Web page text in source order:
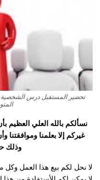
تحضير المستقبل درس الشخصية
نسألكم بالله العلي العظيم
غيركم إلا بعلمنا
وذلك
لا نحل لكم بيع هذا العمل وكل